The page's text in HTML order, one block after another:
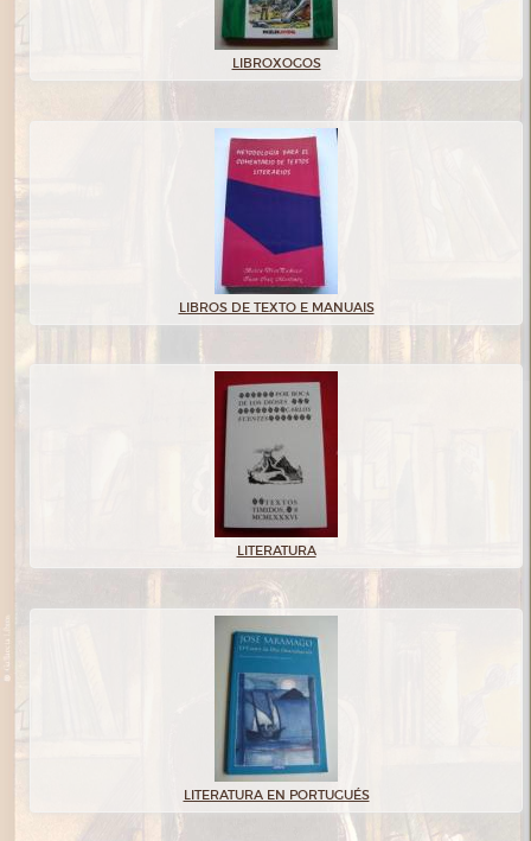
LIBROXOGOS
LIBROS DE TEXTO E MANUAIS
LITERATURA
LITERATURA EN PORTUGUÉS